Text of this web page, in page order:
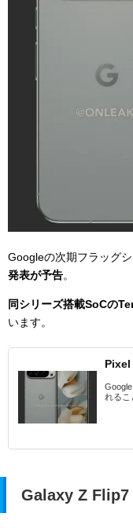
Googleの次期フラッグシ
発表が予告。
同シリーズ搭載SoCの
います。
Pixel
れるこ
Galaxy Z Flip7